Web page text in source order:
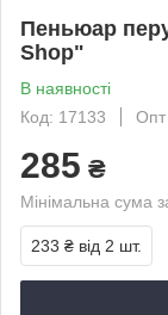
Пеньюар
Shop"
В наявності
Код: 17133
Опт
285 ₴
Мінімальна сума
233 ₴ від 2 шт.